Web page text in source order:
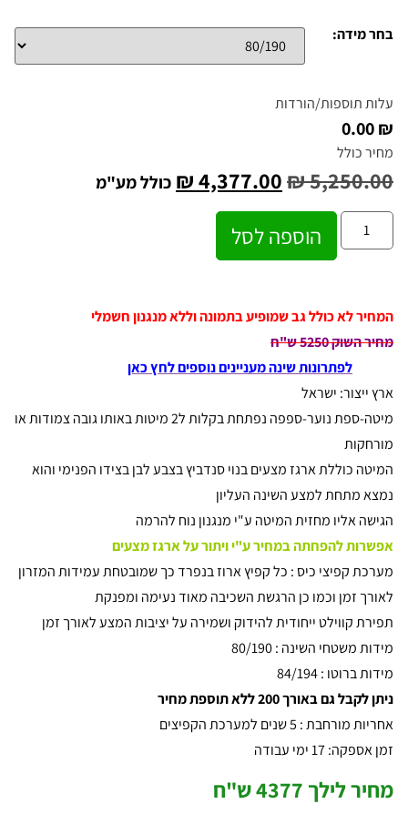
בחר מידה:
עלות תוספות/הורדות
₪ 0.00
מחיר כולל
₪5,250.00
₪4,377.00 כולל מע"מ
הוספה לסל
המחיר לא כולל גב שמופיע בתמונה וללא מנגנון חשמלי
מחיר השוק 5250 ש"ח
לפתרונות שינה מעניינים נוספים לחץ כאן
ארץ ייצור: ישראל
מיטה-ספת נוער-ספפה נפתחת בקלות ל2 מיטות באותו גובה צמודות או
מורחקות
המיטה כוללת ארגז מצעים בנוי סנדביץ בצבע לבן בצידו הפנימי והוא
נמצא מתחת למצע השינה העליון
הגישה אליו מחזית המיטה ע"י מנגנון נוח להרמה
אפשרות להפחתה במחיר ע"י ויתור על ארגז מצעים
מערכת קפיצי כיס : כל קפיץ ארוז בנפרד כך שמובטחת עמידות המזרון
לאורך זמן וכמו כן הרגשת השכיבה מאוד נעימה ומפנקת
תפירת קווילט ייחודית להידוק ושמירה על יציבות המצע לאורך זמן
מידות משטחי השינה : 80/190
מידות ברוטו : 84/194
ניתן לקבל גם באורך 200 ללא תוספת מחיר
אחריות מורחבת : 5 שנים למערכת הקפיצים
זמן אספקה: 17 ימי עבודה
מחיר לילך 4377 ש"ח